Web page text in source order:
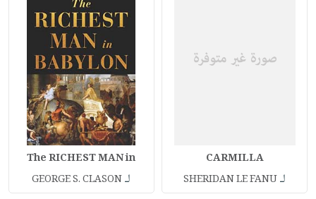
CARMILLA
لـSHERIDAN LE FANU
The RICHEST MAN in
لـGEORGE S. CLASON